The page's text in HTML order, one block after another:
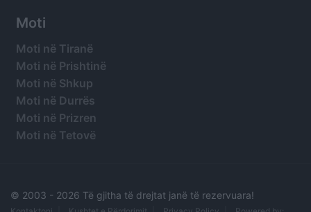
Moti
Moti në Tiranë
Moti në Prishtinë
Moti në Shkup
Moti në Durrës
Moti në Prizren
Moti në Tetovë
© 2003 - 2026 Të gjitha të drejtat janë të rezervuara!